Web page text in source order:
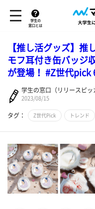
学生の
窓口とは
【推し活グッズ】推
モフ耳付き缶バッジ
が登場！ #Z世代pick
学生の窓口（リリースピッ
2023/08/15
タグ： Z世代Pick トレンド